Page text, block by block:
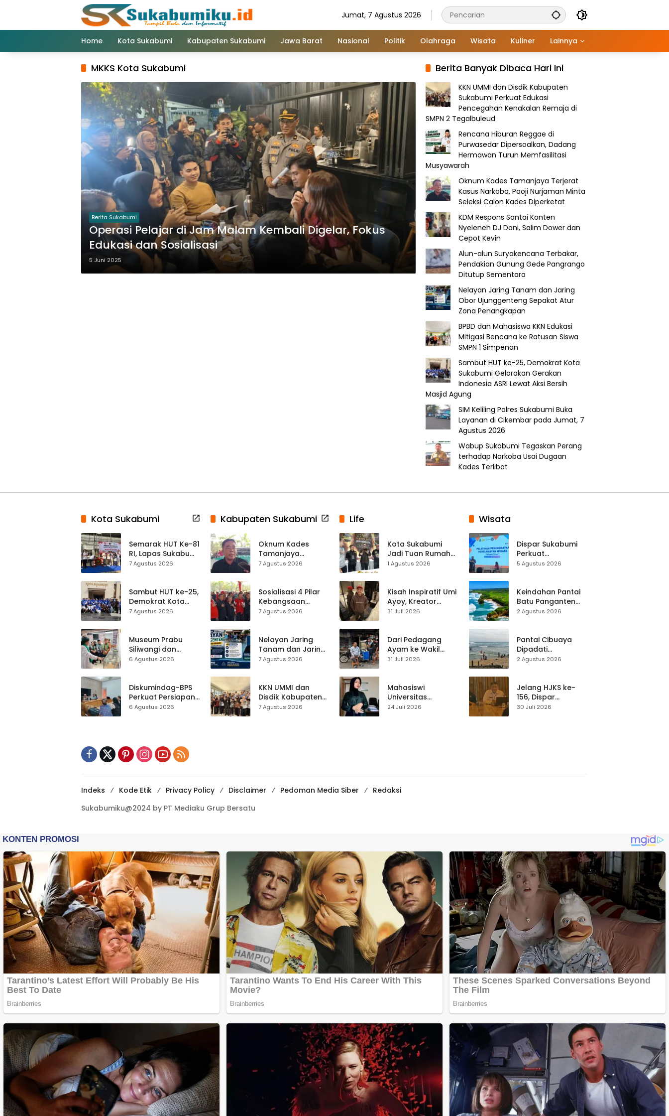
Jumat, 7 Agustus 2026
Home Kota Sukabumi Kabupaten Sukabumi Jawa Barat Nasional Politik Olahraga Wisata Kuliner Lainnya
MKKS Kota Sukabumi
Berita Sukabumi
Operasi Pelajar di Jam Malam Kembali Digelar, Fokus
Edukasi dan Sosialisasi
5 Juni 2025
Berita Banyak Dibaca Hari Ini
KKN UMMI dan Disdik Kabupaten
Sukabumi Perkuat Edukasi
Pencegahan Kenakalan Remaja di
SMPN 2 Tegalbuleud
Rencana Hiburan Reggae di
Purwasedar Dipersoalkan, Dadang
Hermawan Turun Memfasilitasi
Musyawarah
Oknum Kades Tamanjaya Terjerat
Kasus Narkoba, Paoji Nurjaman Minta
Seleksi Calon Kades Diperketat
KDM Respons Santai Konten
Nyeleneh DJ Doni, Salim Dower dan
Cepot Kevin
Alun-alun Suryakencana Terbakar,
Pendakian Gunung Gede Pangrango
Ditutup Sementara
Nelayan Jaring Tanam dan Jaring
Obor Ujunggenteng Sepakat Atur
Zona Penangkapan
BPBD dan Mahasiswa KKN Edukasi
Mitigasi Bencana ke Ratusan Siswa
SMPN 1 Simpenan
Sambut HUT ke-25, Demokrat Kota
Sukabumi Gelorakan Gerakan
Indonesia ASRI Lewat Aksi Bersih
Masjid Agung
SIM Keliling Polres Sukabumi Buka
Layanan di Cikembar pada Jumat, 7
Agustus 2026
Wabup Sukabumi Tegaskan Perang
terhadap Narkoba Usai Dugaan
Kades Terlibat
Kota Sukabumi
Semarak HUT Ke-81
RI, Lapas Sukabumi
Resmi Gelar Pekan
7 Agustus 2026
Sambut HUT ke-25,
Demokrat Kota
Sukabumi
ASRI Lewat Aksi
Bersih Masjid
Agung
7 Agustus 2026
Museum Prabu
Siliwangi dan
Museum Keramik
Hampir 500 Koleksi
Dipisahkan
6 Agustus 2026
Diskumindag-BPS
Perkuat Persiapan
Sensus Ekonomi,
6 Agustus 2026
Kabupaten Sukabumi
Oknum Kades
Tamanjaya
Terjerat Kasus
Seleksi Calon
Kades Diperketat
7 Agustus 2026
Sosialisasi 4 Pilar
Kebangsaan
Digelar di
Tekankan
Pentingnya
Persatuan
7 Agustus 2026
Nelayan Jaring
Tanam dan Jaring
Obor
Penangkapan
7 Agustus 2026
KKN UMMI dan
Disdik Kabupaten
Sukabumi Perkuat
7 Agustus 2026
Life
Kota Sukabumi
Jadi Tuan Rumah
Kontes Batu Akik
1 Agustus 2026
Kisah Inspiratif Umi
Ayoy, Kreator
TikTok Asal
Live Streaming
31 Juli 2026
Dari Pedagang
Ayam ke Wakil
Ketua DPRD, H.
Pasar Cisaat
31 Juli 2026
Mahasiswi
Universitas
Muhammadiyah
24 Juli 2026
Wisata
Dispar Sukabumi
Perkuat
Keselamatan
Mitigasi hingga
Teknik Evakuasi
5 Agustus 2026
Keindahan Pantai
Batu Panganten
Mulai Dilirik
2 Agustus 2026
Pantai Cibuaya
Dipadati
Wisatawan,
Waspada
2 Agustus 2026
Jelang HJKS ke-
156, Dispar
Kabupaten
30 Juli 2026
Indeks Kode Etik Privacy Policy Disclaimer Pedoman Media Siber
Redaksi
Sukabumiku@2024 by PT Mediaku Grup Bersatu